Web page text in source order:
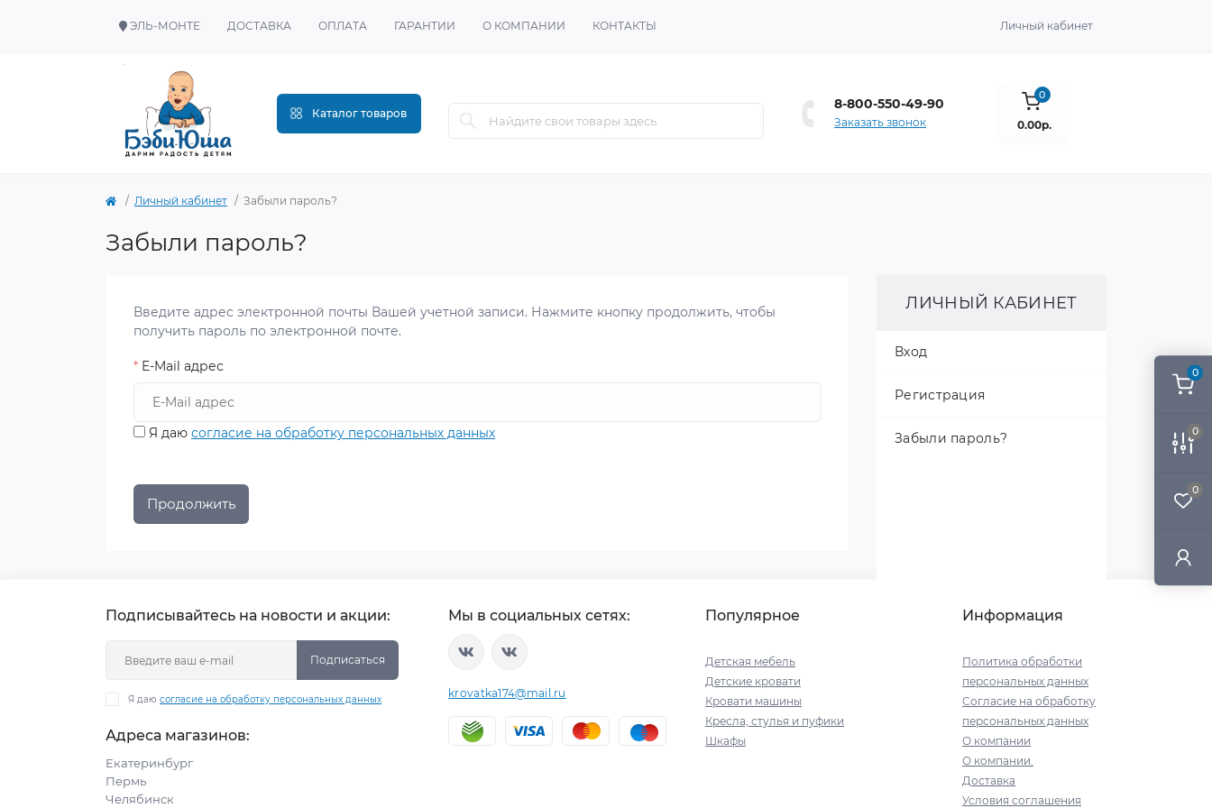
0
0
0
ЭЛЬ-МОНТЕ ДОСТАВКА ОПЛАТА ГАРАНТИИ О КОМПАНИИ КОНТАКТЫ Личный кабинет
Каталог товаров
8-800-550-49-90
Заказать звонок
0
0.00р.
Личный кабинет Забыли пароль?
Забыли пароль?
Введите адрес электронной почты Вашей учетной записи. Нажмите кнопку продолжить, чтобы
получить пароль по электронной почте.
* E-Mail адрес
Я даю согласие на обработку персональных данных
Продолжить
ЛИЧНЫЙ КАБИНЕТ
Вход
Регистрация
Забыли пароль?
Подписывайтесь на новости и акции:
Подписаться
Я даю согласие на обработку персональных данных
Адреса магазинов:
Екатеринбург
Пермь
Челябинск
Мы в социальных сетях:
krovatka174@mail.ru
Популярное
Детская мебель
Детские кровати
Кровати машины
Кресла, стулья и пуфики
Шкафы
Информация
Политика обработки
персональных данных
Согласие на обработку
персональных данных
О компании
О компании.
Доставка
Условия соглашения